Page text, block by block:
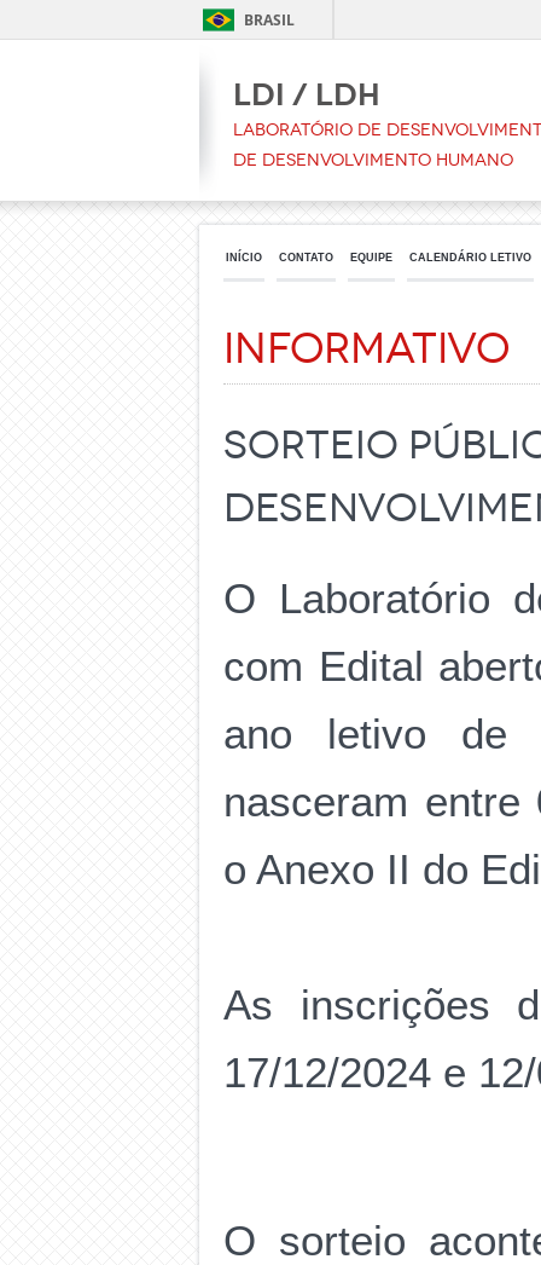
BRASIL
LDI / LDH
Laboratório de
de Desenvolvimento Humano
INÍCIO CONTATO EQUIPE CALENDÁRIO LETIVO
Informativo
Sorteio
O Laboratório
com Edital
ano letivo de
nasceram entre
o Anexo II do
As inscrições
17/12/2024 e
O sorteio